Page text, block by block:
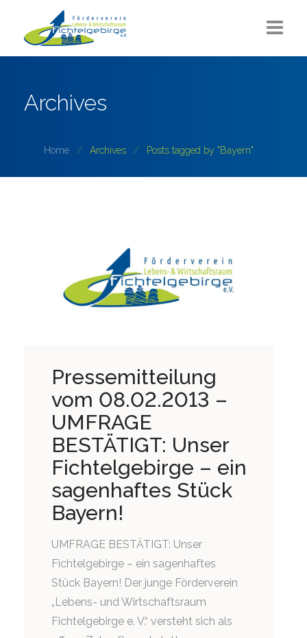
Über uns
Archives
Home Archives Posts tagged by "Bayern"
Pressemitteilung
vom 08.02.2013 –
UMFRAGE
BESTÄTIGT: Unser
Fichtelgebirge – ein
sagenhaftes Stück
Bayern!
UMFRAGE BESTÄTIGT: Unser
Fichtelgebirge – ein sagenhaftes
Stück Bayern! Der junge Förderverein
„Lebens- und Wirtschaftsraum
Fichtelgebirge e. V.“ versteht sich als